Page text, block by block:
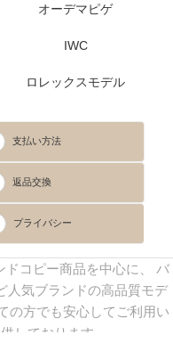
オーデマピゲ
IWC
ロレックスモデル
支払い方法
返品交換
プライバシー
ドコピー商品を中心に、 バ
人気ブランドの高品質モデ
の方でも安心してご利用い
しております。